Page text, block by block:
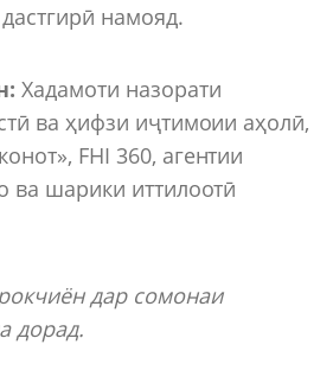
намояд.
Хадамоти назорати
ва ҳифзи иҷтимоии аҳолӣ,
FHI 360, агентии
ва шарики иттилоотӣ
дар сомонаи
дорад.